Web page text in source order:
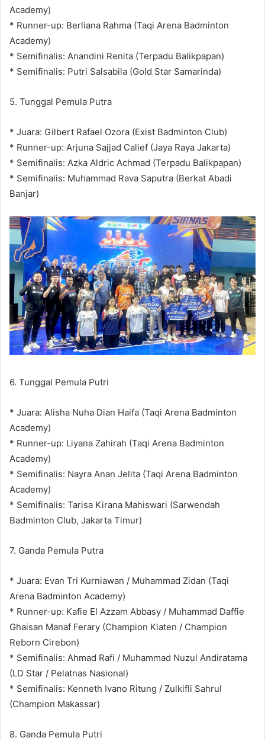
Academy)
* Runner-up: Berliana Rahma (Taqi Arena Badminton
Academy)
* Semifinalis: Anandini Renita (Terpadu Balikpapan)
* Semifinalis: Putri Salsabila (Gold Star Samarinda)
5. Tunggal Pemula Putra
* Juara: Gilbert Rafael Ozora (Exist Badminton Club)
* Runner-up: Arjuna Sajjad Calief (Jaya Raya Jakarta)
* Semifinalis: Azka Aldric Achmad (Terpadu Balikpapan)
* Semifinalis: Muhammad Rava Saputra (Berkat Abadi
Banjar)
6. Tunggal Pemula Putri
* Juara: Alisha Nuha Dian Haifa (Taqi Arena Badminton
Academy)
* Runner-up: Liyana Zahirah (Taqi Arena Badminton
Academy)
* Semifinalis: Nayra Anan Jelita (Taqi Arena Badminton
Academy)
* Semifinalis: Tarisa Kirana Mahiswari (Sarwendah
Badminton Club, Jakarta Timur)
7. Ganda Pemula Putra
* Juara: Evan Tri Kurniawan / Muhammad Zidan (Taqi
Arena Badminton Academy)
* Runner-up: Kafie El Azzam Abbasy / Muhammad Daffie
Ghaisan Manaf Ferary (Champion Klaten / Champion
Reborn Cirebon)
* Semifinalis: Ahmad Rafi / Muhammad Nuzul Andiratama
(LD Star / Pelatnas Nasional)
* Semifinalis: Kenneth Ivano Ritung / Zulkifli Sahrul
(Champion Makassar)
8. Ganda Pemula Putri